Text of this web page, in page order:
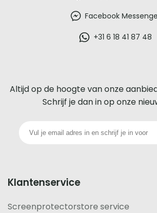
voor
iedere
telefoon
Facebook
+31 6 18 41 87 48
Altijd op de hoogte van onze
Schrijf je dan in op onze
Klantenservice
Screenprotectorstore service